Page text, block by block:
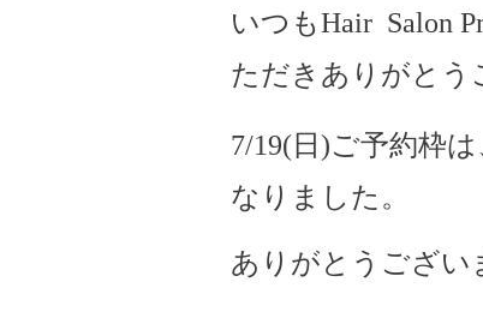
いつもHair Salon
ただきありがとう
7/19(日)ご予約枠
なりました。
ありがとうござい